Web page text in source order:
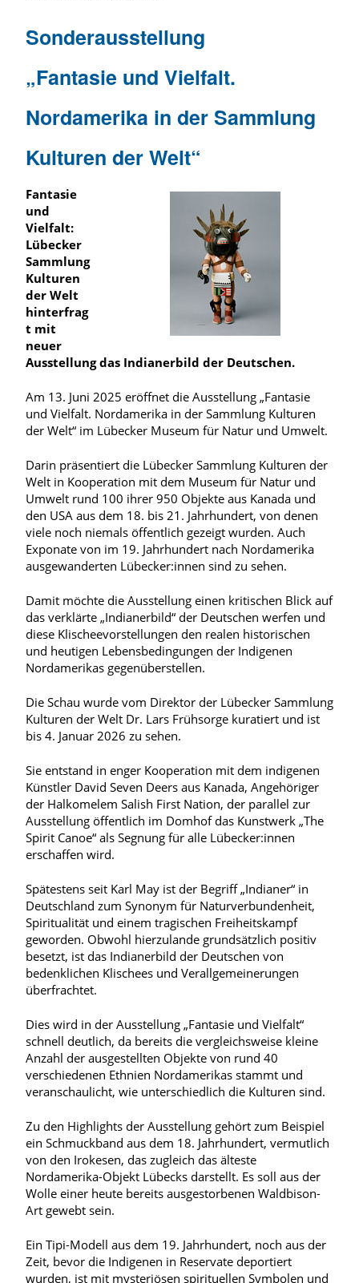
Sonderausstellung
„Fantasie und Vielfalt.
Nordamerika in der Sammlung
Kulturen der Welt“
Fantasie
und
Vielfalt:
Lübecker
Sammlung
Kulturen
der Welt
hinterfrag
t mit
neuer
Ausstellung das Indianerbild der Deutschen.
Am 13. Juni 2025 eröffnet die Ausstellung „Fantasie
und Vielfalt. Nordamerika in der Sammlung Kulturen
der Welt“ im Lübecker Museum für Natur und Umwelt.
Darin präsentiert die Lübecker Sammlung Kulturen der
Welt in Kooperation mit dem Museum für Natur und
Umwelt rund 100 ihrer 950 Objekte aus Kanada und
den USA aus dem 18. bis 21. Jahrhundert, von denen
viele noch niemals öffentlich gezeigt wurden. Auch
Exponate von im 19. Jahrhundert nach Nordamerika
ausgewanderten Lübecker:innen sind zu sehen.
Damit möchte die Ausstellung einen kritischen Blick auf
das verklärte „Indianerbild“ der Deutschen werfen und
diese Klischeevorstellungen den realen historischen
und heutigen Lebensbedingungen der Indigenen
Nordamerikas gegenüberstellen.
Die Schau wurde vom Direktor der Lübecker Sammlung
Kulturen der Welt Dr. Lars Frühsorge kuratiert und ist
bis 4. Januar 2026 zu sehen.
Sie entstand in enger Kooperation mit dem indigenen
Künstler David Seven Deers aus Kanada, Angehöriger
der Halkomelem Salish First Nation, der parallel zur
Ausstellung öffentlich im Domhof das Kunstwerk „The
Spirit Canoe“ als Segnung für alle Lübecker:innen
erschaffen wird.
Spätestens seit Karl May ist der Begriff „Indianer“ in
Deutschland zum Synonym für Naturverbundenheit,
Spiritualität und einem tragischen Freiheitskampf
geworden. Obwohl hierzulande grundsätzlich positiv
besetzt, ist das Indianerbild der Deutschen von
bedenklichen Klischees und Verallgemeinerungen
überfrachtet.
Dies wird in der Ausstellung „Fantasie und Vielfalt“
schnell deutlich, da bereits die vergleichsweise kleine
Anzahl der ausgestellten Objekte von rund 40
verschiedenen Ethnien Nordamerikas stammt und
veranschaulicht, wie unterschiedlich die Kulturen sind.
Zu den Highlights der Ausstellung gehört zum Beispiel
ein Schmuckband aus dem 18. Jahrhundert, vermutlich
von den Irokesen, das zugleich das älteste
Nordamerika-Objekt Lübecks darstellt. Es soll aus der
Wolle einer heute bereits ausgestorbenen Waldbison-
Art gewebt sein.
Ein Tipi-Modell aus dem 19. Jahrhundert, noch aus der
Zeit, bevor die Indigenen in Reservate deportiert
wurden, ist mit mysteriösen spirituellen Symbolen und